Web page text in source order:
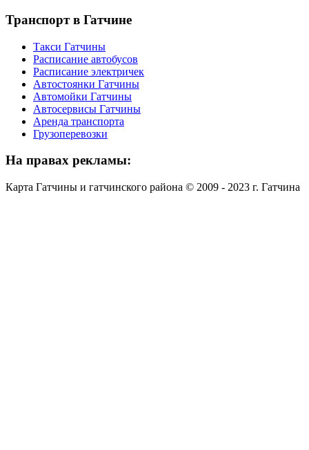
Транспортв Гатчине
Такси Гатчины
Расписание автобусов
Расписание электричек
Автостоянки Гатчины
Автомойки Гатчины
Автосервисы Гатчины
Аренда транспорта
Грузоперевозки
На правах рекламы:
Карта Гатчины и гатчинского района © 2009 - 2023 г. Гатчина